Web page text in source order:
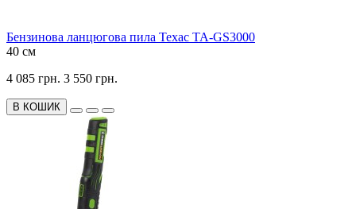
Бензинова ланцюгова пила Техас TA-GS3000
40 см
4 085 грн. 3 550 грн.
В КОШИК